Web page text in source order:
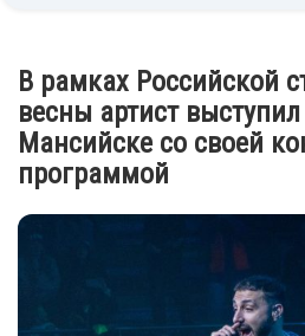
В рамках Российской
весны артист
Мансийске со своей
программой